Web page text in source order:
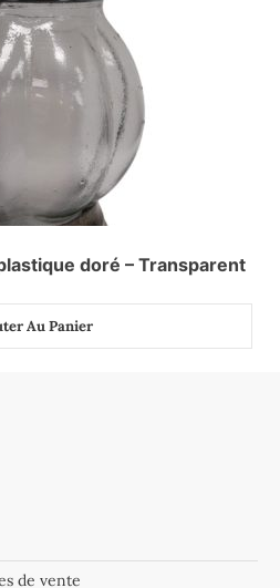
doré – Transparent
Au Panier
de vente